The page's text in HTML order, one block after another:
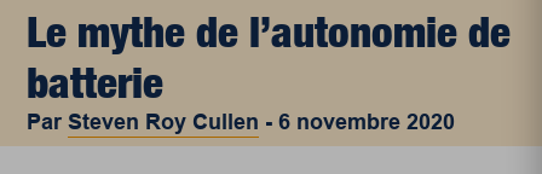
Le mythe de l’autonomie de
batterie
ParSteven Roy Cullen -6 novembre 2020